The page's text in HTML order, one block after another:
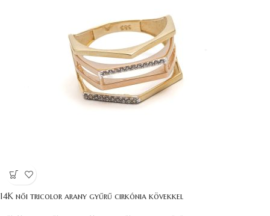
14K női tricolor arany gyűrű cirkónia kövekkel